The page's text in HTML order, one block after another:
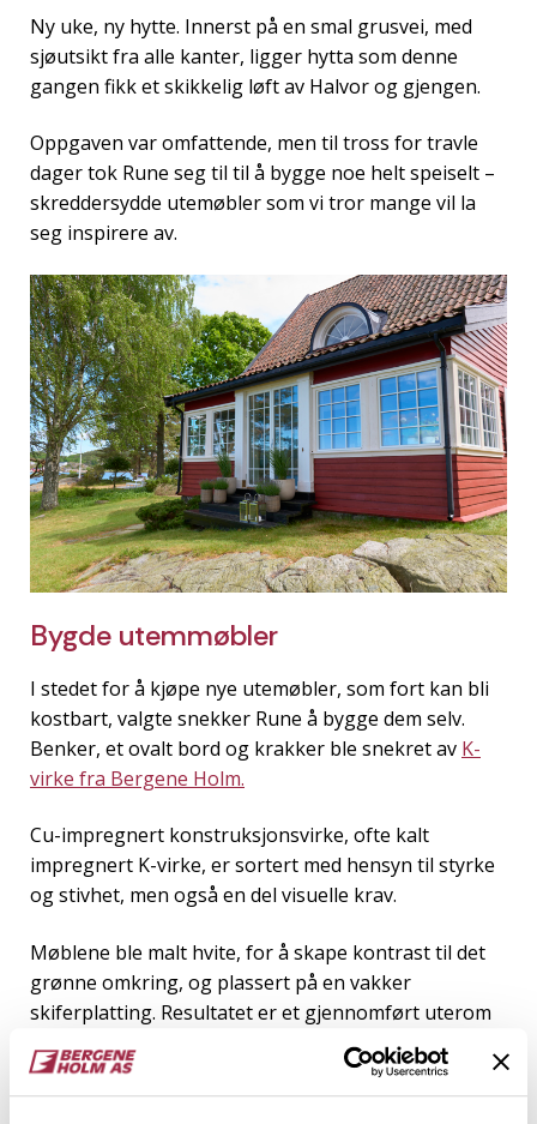
Ny uke, ny hytte. Innerst på en smal grusvei, med
sjøutsikt fra alle kanter, ligger hytta som denne
gangen fikk et skikkelig løft av Halvor og gjengen.
Oppgaven var omfattende, men til tross for travle
dager tok Rune seg til til å bygge noe helt speiselt –
skreddersydde utemøbler som vi tror mange vil la
seg inspirere av.
Bygde utemmøbler
I stedet for å kjøpe nye utemøbler, som fort kan bli
kostbart, valgte snekker Rune å bygge dem selv.
Benker, et ovalt bord og krakker ble snekret av K-
virke fra Bergene Holm.
Cu-impregnert konstruksjonsvirke, ofte kalt
impregnert K-virke, er sortert med hensyn til styrke
og stivhet, men også en del visuelle krav.
Møblene ble malt hvite, for å skape kontrast til det
grønne omkring, og plassert på en vakker
skiferplatting. Resultatet er et gjennomført uterom
som både er praktisk, personlig og svært
innbydende.